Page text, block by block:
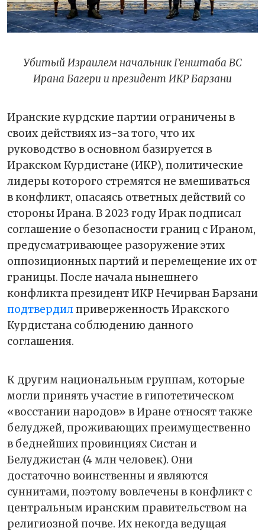
Убитый Израилем начальник Генштаба ВС
Ирана Багери и президент ИКР Барзани
Иранские курдские партии ограничены в
своих действиях из-за того, что их
руководство в основном базируется в
Иракском Курдистане (ИКР), политические
лидеры которого стремятся не вмешиваться
в конфликт, опасаясь ответных действий со
стороны Ирана. В 2023 году Ирак подписал
соглашение о безопасности границ с Ираном,
предусматривающее разоружение этих
оппозиционных партий и перемещение их от
границы. После начала нынешнего
конфликта президент ИКР Нечирван Барзани
подтвердилприверженность Иракского
Курдистана соблюдению данного
соглашения.
К другим национальным группам, которые
могли принять участие в гипотетическом
«восстании народов» в Иране относят также
белуджей, проживающих преимущественно
в беднейших провинциях Систан и
Белуджистан (4 млн человек). Они
достаточно воинственны и являются
суннитами, поэтому вовлечены в конфликт с
центральным иранским правительством на
религиозной почве. Их некогда ведущая